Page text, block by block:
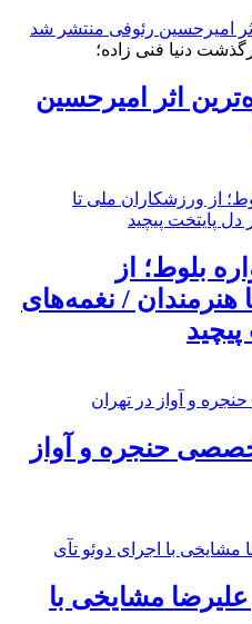
دنیا فنی زاده؛
اثر امیرحسین
بلوط؛ از
هنرمندان / نغمه‌های
حنجره و آواز
علیرضا مشایخی با